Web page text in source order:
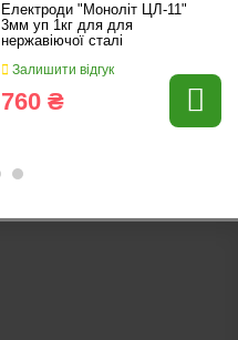
Електроди "Моноліт ЦЛ-11"
3мм уп 1кг для для
нержавіючої сталі
Залишити відгук
760 ₴